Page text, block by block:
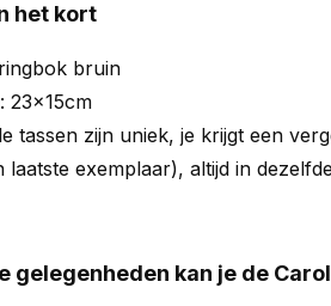
het kort
bruin
: 23x15cm
tassen zijn uniek, je krijgt een
laatste exemplaar), altijd in
gelegenheden kan je de